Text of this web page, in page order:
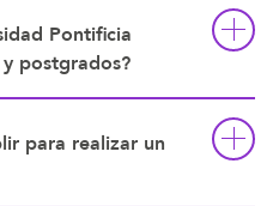
Pontificia
postgrados?
para realizar un